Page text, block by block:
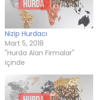
Nizip Hurdacı
Mart 5, 2018
"Hurda Alan Firmalar"
içinde